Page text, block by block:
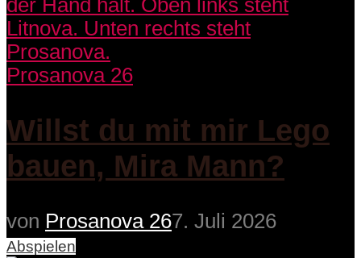
Prosanova 26
Willst du mit mir Lego
bauen, Mira Mann?
von Prosanova 267. Juli 2026
Abspielen